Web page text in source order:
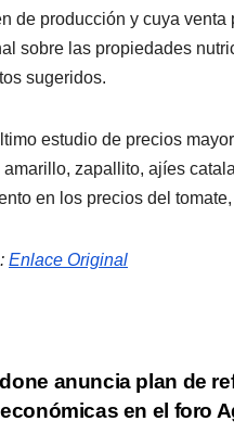
de producción y cuya
sobre las propiedades
sugeridos.
estudio de precios
amarillo, zapallito, ajíes
en los precios del
Enlace Original
anuncia plan de
en el foro